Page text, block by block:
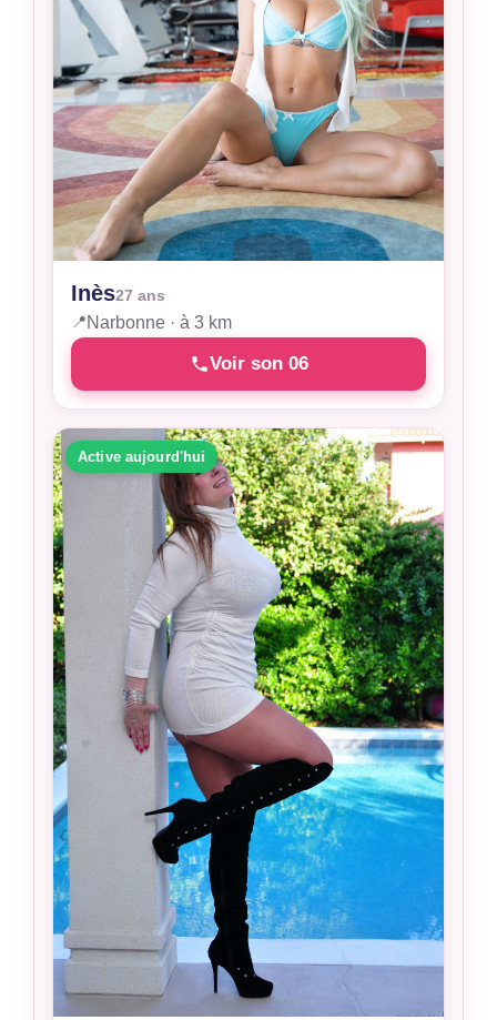
Inès27 ans
📍Narbonne · à 3 km
Voir son 06
Active aujourd'hui